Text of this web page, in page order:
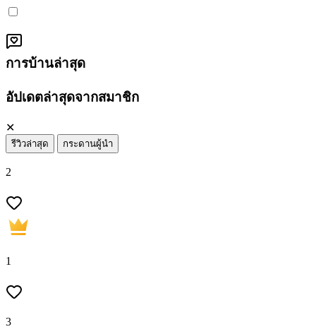
การบ้านล่าสุด
อัปเดตล่าสุดจากสมาชิก
✕
รีวิวล่าสุด กระดานผู้นำ
2
1
3